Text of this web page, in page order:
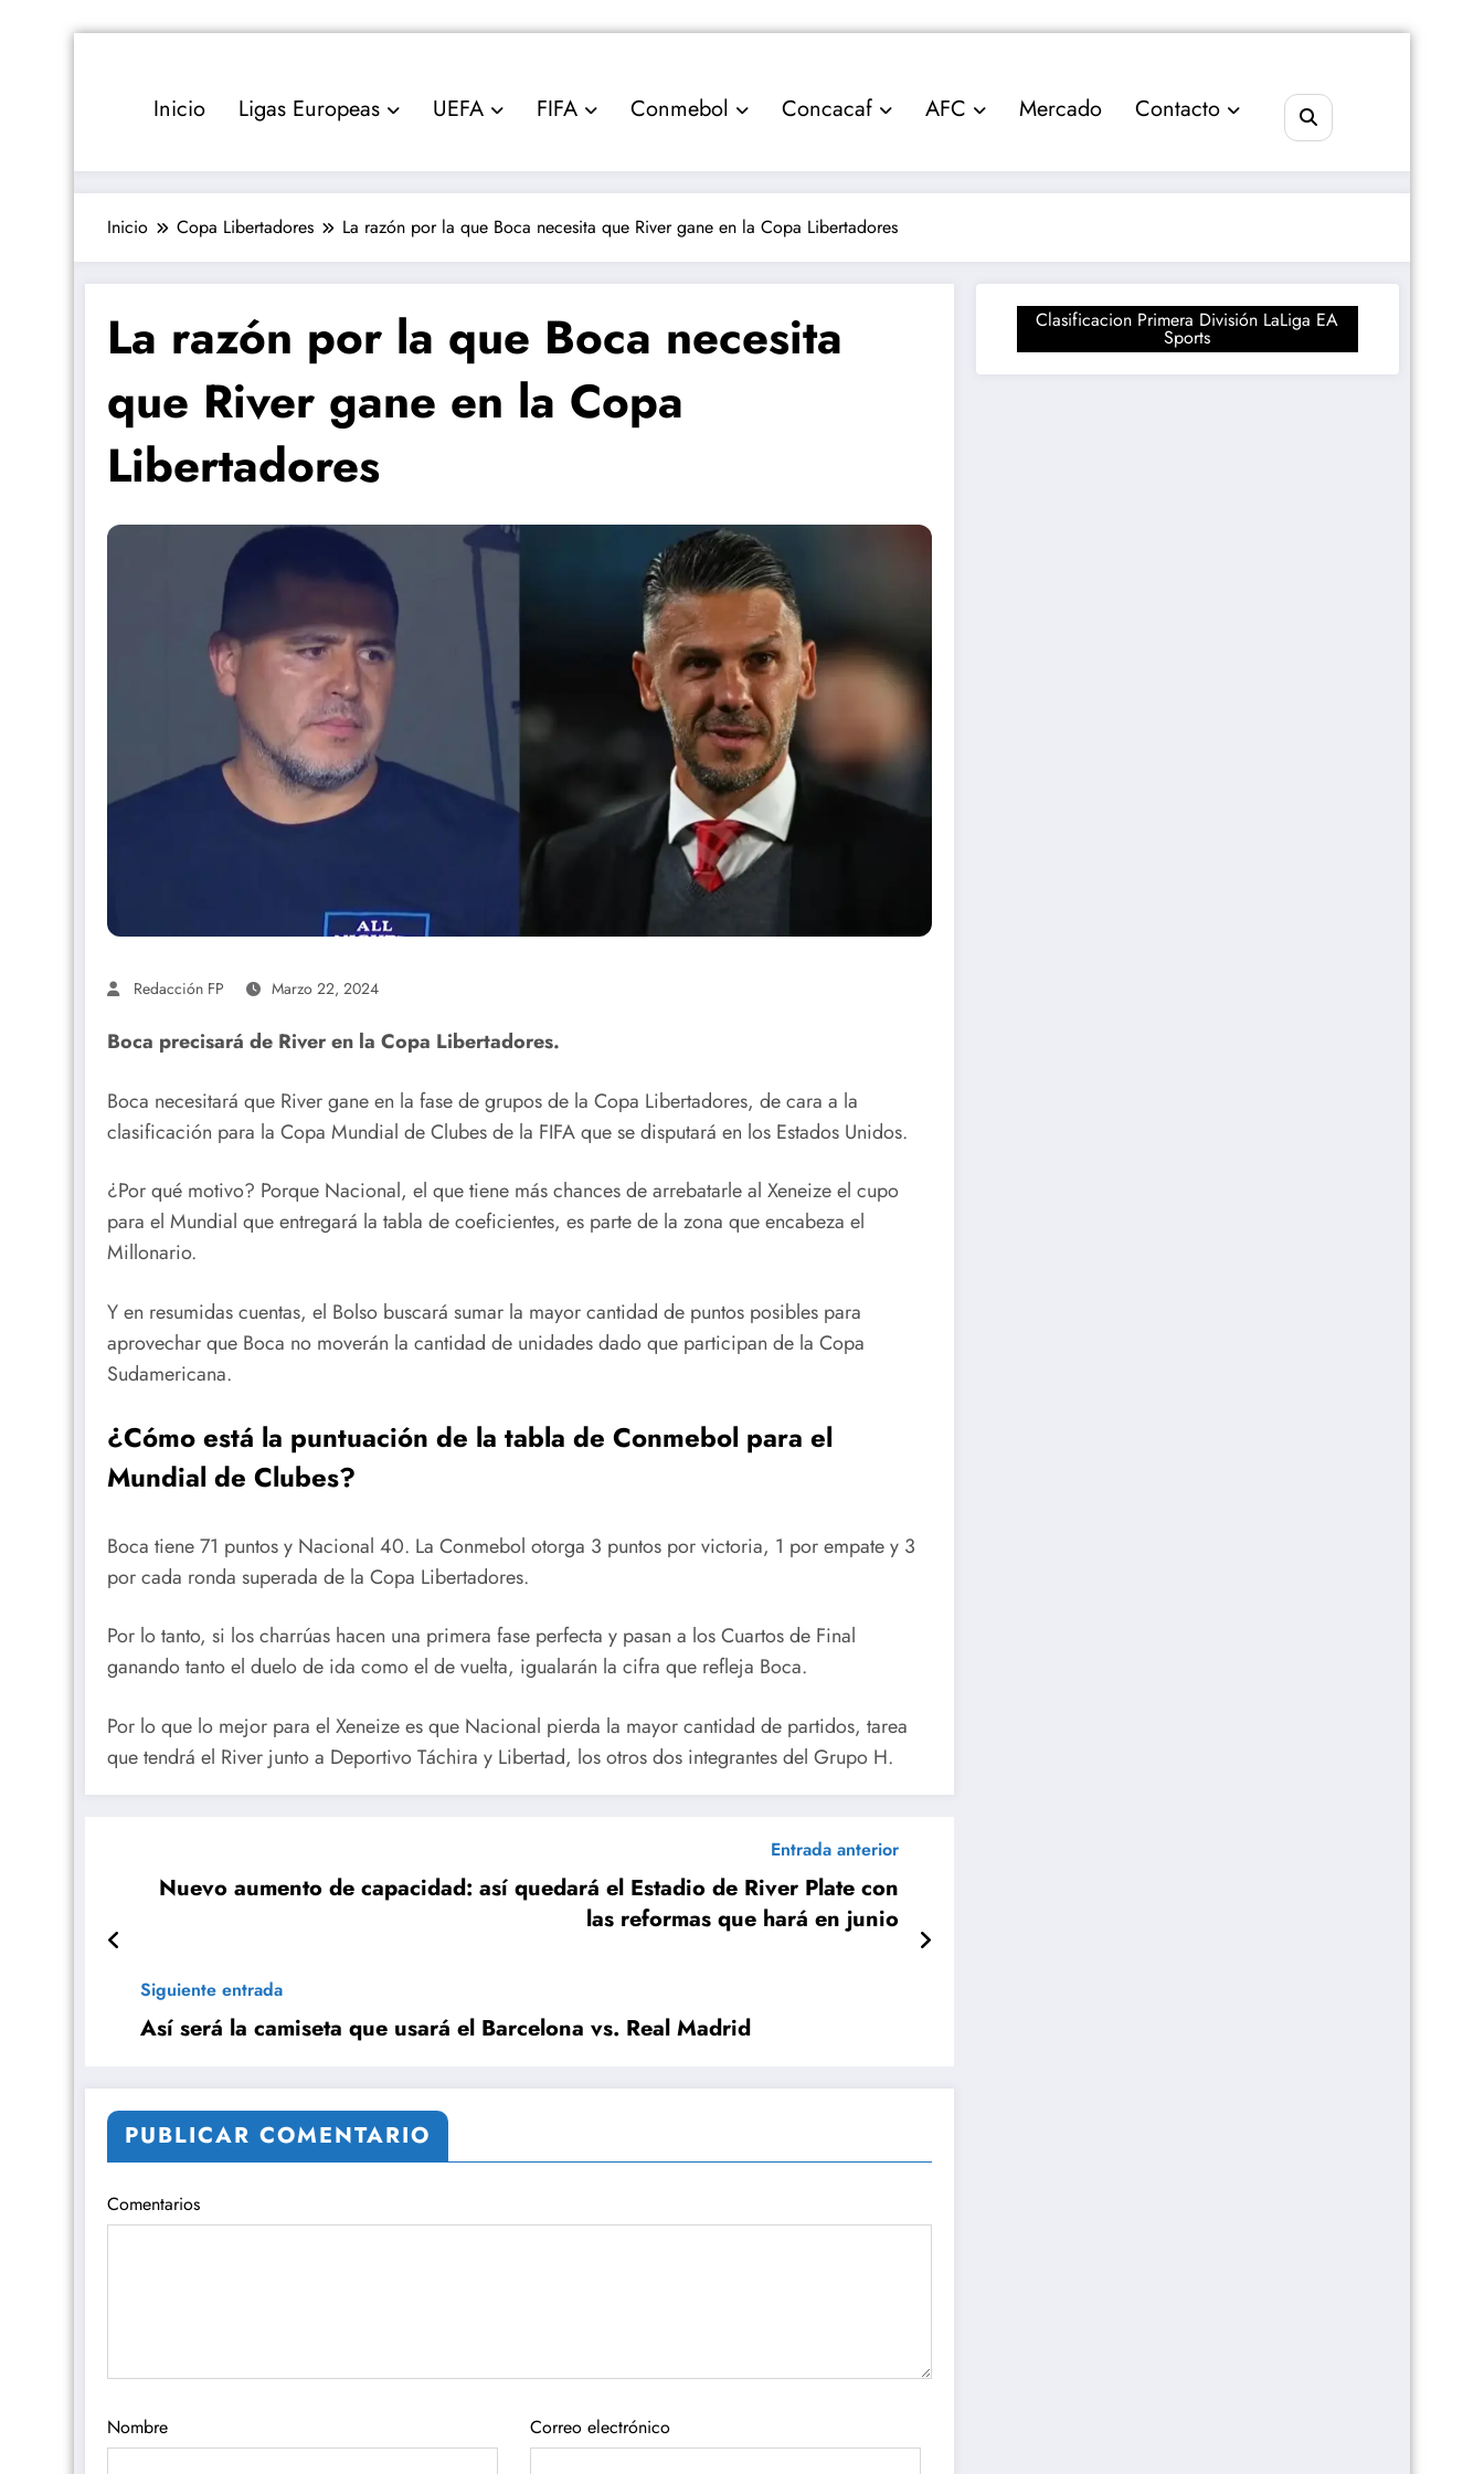
Inicio Ligas Europeas UEFA FIFA Conmebol Concacaf AFC Mercado Contacto
Inicio Copa Libertadores La razón por la que Boca necesita que River gane en la Copa Libertadores
La razón por la que Boca necesita
que River gane en la Copa
Libertadores
Redacción FP Marzo 22, 2024
Boca precisará de River en la Copa Libertadores.
Boca necesitará que River gane en la fase de grupos de la Copa Libertadores, de cara a la
clasificación para la Copa Mundial de Clubes de la FIFA que se disputará en los Estados Unidos.
¿Por qué motivo? Porque Nacional, el que tiene más chances de arrebatarle al Xeneize el cupo
para el Mundial que entregará la tabla de coeficientes, es parte de la zona que encabeza el
Millonario.
Y en resumidas cuentas, el Bolso buscará sumar la mayor cantidad de puntos posibles para
aprovechar que Boca no moverán la cantidad de unidades dado que participan de la Copa
Sudamericana.
¿Cómo está la puntuación de la tabla de Conmebol para el
Mundial de Clubes?
Boca tiene 71 puntos y Nacional 40. La Conmebol otorga 3 puntos por victoria, 1 por empate y 3
por cada ronda superada de la Copa Libertadores.
Por lo tanto, si los charrúas hacen una primera fase perfecta y pasan a los Cuartos de Final
ganando tanto el duelo de ida como el de vuelta, igualarán la cifra que refleja Boca.
Por lo que lo mejor para el Xeneize es que Nacional pierda la mayor cantidad de partidos, tarea
que tendrá el River junto a Deportivo Táchira y Libertad, los otros dos integrantes del Grupo H.
Entrada anterior
Nuevo aumento de capacidad: así quedará el Estadio de River Plate con
las reformas que hará en junio
Siguiente entrada
Así será la camiseta que usará el Barcelona vs. Real Madrid
PUBLICAR COMENTARIO
Comentarios
Nombre Correo electrónico
Clasificacion Primera División LaLiga EA
Sports